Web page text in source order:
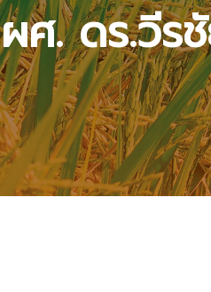
ผศ. ดร.วีร